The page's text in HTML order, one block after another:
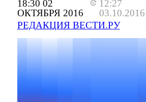
18:30 02
ОКТЯБРЯ 2016
12:27
03.10.2016
РЕДАКЦИЯ ВЕСТИ.РУ